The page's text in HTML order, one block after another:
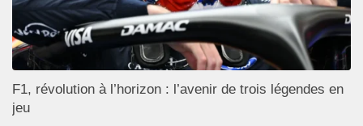
F1, révolution à l’horizon : l’avenir de trois légendes en
jeu